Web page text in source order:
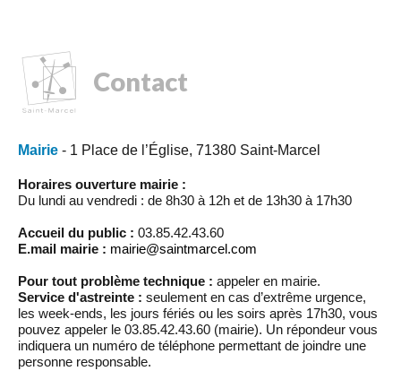
Contact
Mairie - 1 Place de l’Église, 71380 Saint-Marcel
Horaires ouverture mairie :
Du lundi au vendredi : de 8h30 à 12h et de 13h30 à 17h30
Accueil du public : 03.85.42.43.60
E.mail mairie : mairie@saintmarcel.com
Pour tout problème technique : appeler en mairie.
Service d'astreinte : seulement en cas d’extrême urgence,
les week-ends, les jours fériés ou les soirs après 17h30, vous
pouvez appeler le 03.85.42.43.60 (mairie). Un répondeur vous
indiquera un numéro de téléphone permettant de joindre une
personne responsable.